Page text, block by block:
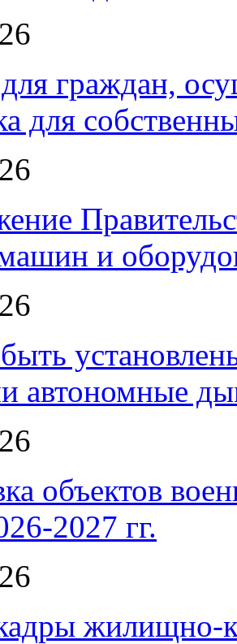
граждан,
для
и
автономные
объектов
2027 гг.
жилищно-